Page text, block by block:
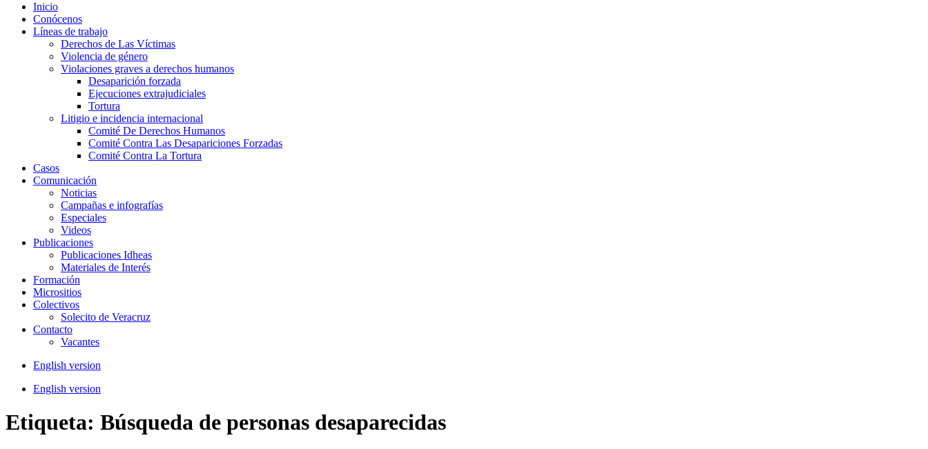
Inicio
Conócenos
Líneas de trabajo
Derechos de Las Víctimas
Violencia de género
Violaciones graves a derechos humanos
Desaparición forzada​
Ejecuciones extrajudiciales
Tortura
Litigio e incidencia internacional
Comité De Derechos Humanos​
Comité Contra Las Desapariciones Forzadas
Comité Contra La Tortura​
Casos
Comunicación
Noticias
Campañas e infografías
Especiales
Videos
Publicaciones
Publicaciones Idheas
Materiales de Interés
Formación
Micrositios
Colectivos
Solecito de Veracruz
Contacto
Vacantes
English version
English version
Etiqueta: Búsqueda de personas desaparecidas